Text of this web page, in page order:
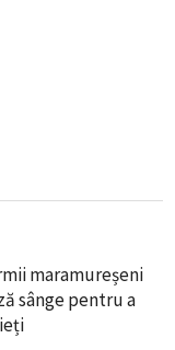
maramureșeni
sânge pentru a